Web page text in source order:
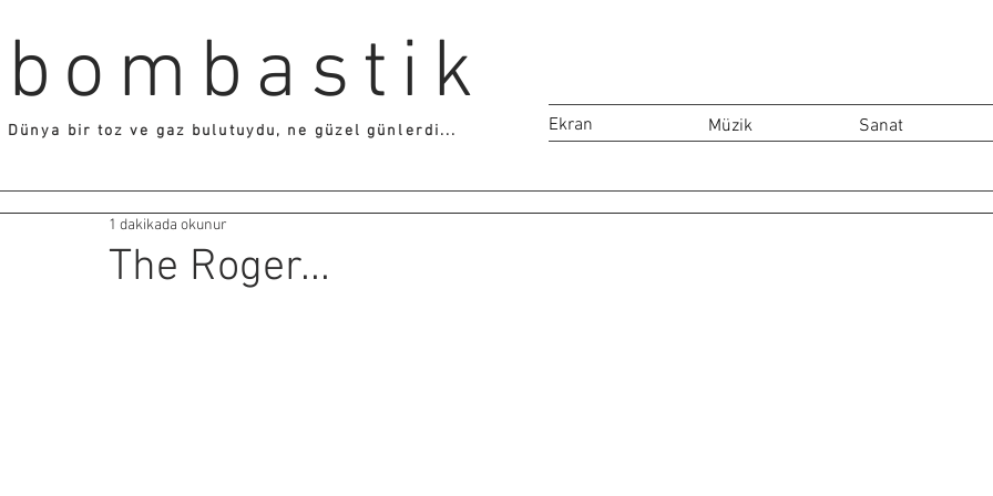
bombastik
Dünya bir toz ve gaz bulutuydu, ne güzel günlerdi... Ekran Müzik Sanat
The Roger...
1 dakikada okunur